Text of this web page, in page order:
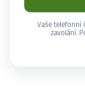
Vaše telefonní
zavolání.